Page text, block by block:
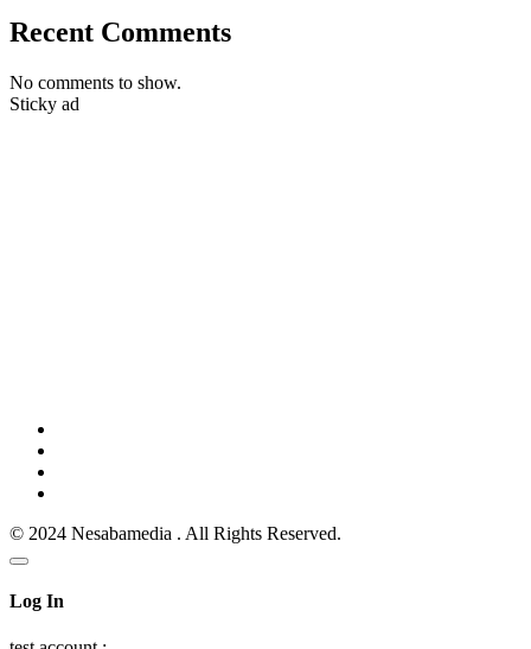
Recent Comments
No comments to show.
Sticky ad
© 2024 Nesabamedia . All Rights Reserved.
Log In